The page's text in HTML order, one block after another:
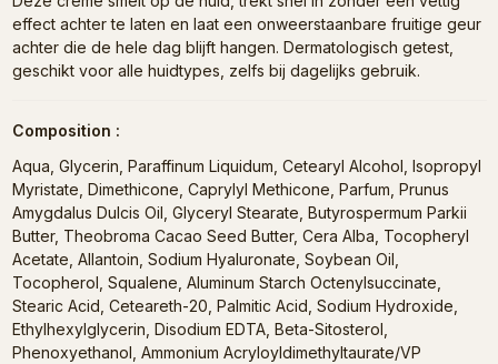
effect achter te laten en laat een onweerstaanbare fruitige geur
achter die de hele dag blijft hangen. Dermatologisch getest,
geschikt voor alle huidtypes, zelfs bij dagelijks gebruik.
Composition :
Aqua, Glycerin, Paraffinum Liquidum, Cetearyl Alcohol, Isopropyl
Myristate, Dimethicone, Caprylyl Methicone, Parfum, Prunus
Amygdalus Dulcis Oil, Glyceryl Stearate, Butyrospermum Parkii
Butter, Theobroma Cacao Seed Butter, Cera Alba, Tocopheryl
Acetate, Allantoin, Sodium Hyaluronate, Soybean Oil,
Tocopherol, Squalene, Aluminum Starch Octenylsuccinate,
Stearic Acid, Ceteareth-20, Palmitic Acid, Sodium Hydroxide,
Ethylhexylglycerin, Disodium EDTA, Beta-Sitosterol,
Phenoxyethanol, Ammonium Acryloyldimethyltaurate/VP